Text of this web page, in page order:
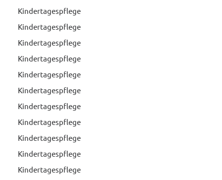
Kindertagespflege
Kindertagespflege
Kindertagespflege
Kindertagespflege
Kindertagespflege
Kindertagespflege
Kindertagespflege
Kindertagespflege
Kindertagespflege
Kindertagespflege
Kindertagespflege